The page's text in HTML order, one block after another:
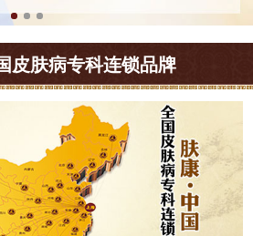
皮肤病专科连锁品牌